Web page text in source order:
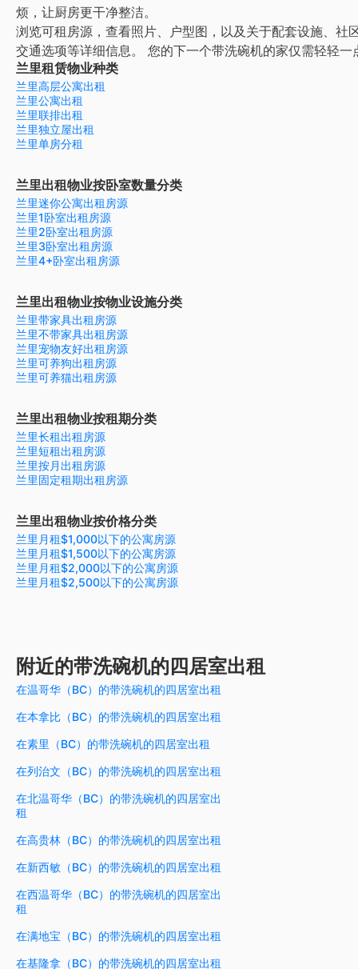
烦，让厨房更干净整洁。
浏览可租房源，查看照片、户型图，以及关于配套设施、社
交通选项等详细信息。
您的下一个带洗碗机的家仅需轻轻一
兰里租赁物业种类
兰里高层公寓出租
兰里公寓出租
兰里联排出租
兰里独立屋出租
兰里单房分租
兰里出租物业按卧室数量分类
兰里迷你公寓出租房源
兰里1卧室出租房源
兰里2卧室出租房源
兰里3卧室出租房源
兰里4+卧室出租房源
兰里出租物业按物业设施分类
兰里带家具出租房源
兰里不带家具出租房源
兰里宠物友好出租房源
兰里可养狗出租房源
兰里可养猫出租房源
兰里出租物业按租期分类
兰里长租出租房源
兰里短租出租房源
兰里按月出租房源
兰里固定租期出租房源
兰里出租物业按价格分类
兰里月租$1,000以下的公寓房源
兰里月租$1,500以下的公寓房源
兰里月租$2,000以下的公寓房源
兰里月租$2,500以下的公寓房源
附近的带洗碗机的四居室出租
在温哥华（BC）的带洗碗机的四居室出租
在本拿比（BC）的带洗碗机的四居室出租
在素里（BC）的带洗碗机的四居室出租
在列治文（BC）的带洗碗机的四居室出租
在北温哥华（BC）的带洗碗机的四居室出
租
在高贵林（BC）的带洗碗机的四居室出租
在新西敏（BC）的带洗碗机的四居室出租
在西温哥华（BC）的带洗碗机的四居室出
租
在满地宝（BC）的带洗碗机的四居室出租
在基隆拿（BC）的带洗碗机的四居室出租